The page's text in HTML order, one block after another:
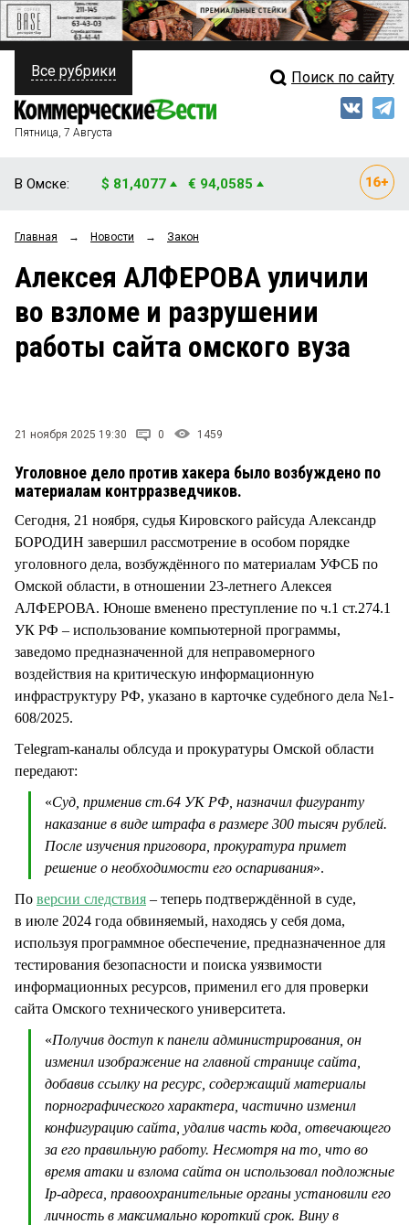
ПОЛИТИКА
ФИНАНСЫ
ОБЩЕСТВО
ЗАКОН
Свежий выпуск
Рейтинги
Блоги
Архив
Все рубрики Поиск по сайту
Пятница, 7 Августа
В Омске: $ 81,4077 € 94,0585
Главная → Новости → Закон
Алексея АЛФЕРОВА уличили
во взломе и разрушении
работы сайта омского вуза
21 ноября 2025 19:30 0 1459
Уголовное дело против хакера было возбуждено по
материалам контрразведчиков.
Сегодня, 21 ноября, судья Кировского райсуда Александр
БОРОДИН завершил рассмотрение в особом порядке
уголовного дела, возбуждённого по материалам УФСБ по
Омской области, в отношении 23-летнего Алексея
АЛФЕРОВА. Юноше вменено преступление по ч.1 ст.274.1
УК РФ – использование компьютерной программы,
заведомо предназначенной для неправомерного
воздействия на критическую информационную
инфраструктуру РФ, указано в карточке судебного дела №1-
608/2025.
Тelegram-каналы облсуда и прокуратуры Омской области
передают:
«Суд, применив ст.64 УК РФ, назначил фигуранту
наказание в виде штрафа в размере 300 тысяч рублей.
После изучения приговора, прокуратура примет
решение о необходимости его оспаривания».
По версии следствия – теперь подтверждённой в суде,
в июле 2024 года обвиняемый, находясь у себя дома,
используя программное обеспечение, предназначенное для
тестирования безопасности и поиска уязвимости
информационных ресурсов, применил его для проверки
сайта Омского технического университета.
«Получив доступ к панели администрирования, он
изменил изображение на главной странице сайта,
добавив ссылку на ресурс, содержащий материалы
порнографического характера, частично изменил
конфигурацию сайта, удалив часть кода, отвечающего
за его правильную работу. Несмотря на то, что во
время атаки и взлома сайта он использовал подложные
Ip-адреса, правоохранительные органы установили его
личность в максимально короткий срок. Вину в